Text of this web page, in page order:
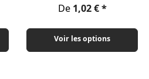
Prix régulier :
De 1,02 €
Voir les options